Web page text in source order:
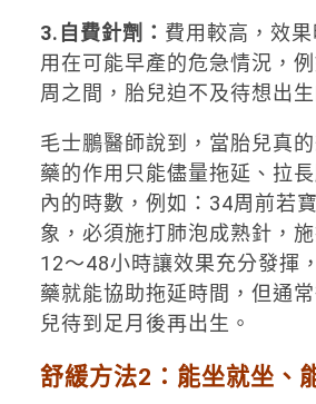
3. 自費針劑： 費用較高，效
用在可能早產的危急情況，
周之間，胎兒迫不及待想出生
毛士鵬醫師說到，當胎兒真
藥的作用只能儘量拖延、拉
內的時數，例如：34周前若
象，必須施打肺泡成熟針，
12～48小時讓效果充分發揮
藥就能協助拖延時間，但通
兒待到足月後再出生。
舒緩方法2： 能坐就坐 、